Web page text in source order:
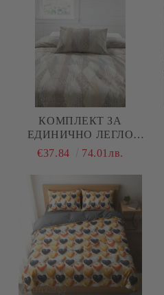
КОМПЛЕКТ ЗА
ЕДИНИЧНО ЛЕГЛО
ЛИЛАВО- СИНИ
НАТУРАЛЕН ПАМУК
(ПОПЛИН), 3 ЧАСТИ
€37.84 74.01лв.